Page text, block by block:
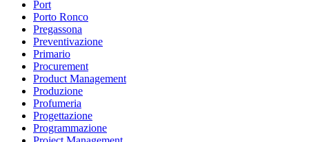
Port
Porto Ronco
Pregassona
Preventivazione
Primario
Procurement
Product Management
Produzione
Profumeria
Progettazione
Programmazione